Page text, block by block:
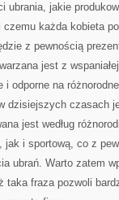
ubrania, jakie
każda kobieta
z pewnością
jest z
odporne na
dzisiejszych czasach
jest według
i sportową, co z
ubrań. Warto zatem
fraza pozwoli